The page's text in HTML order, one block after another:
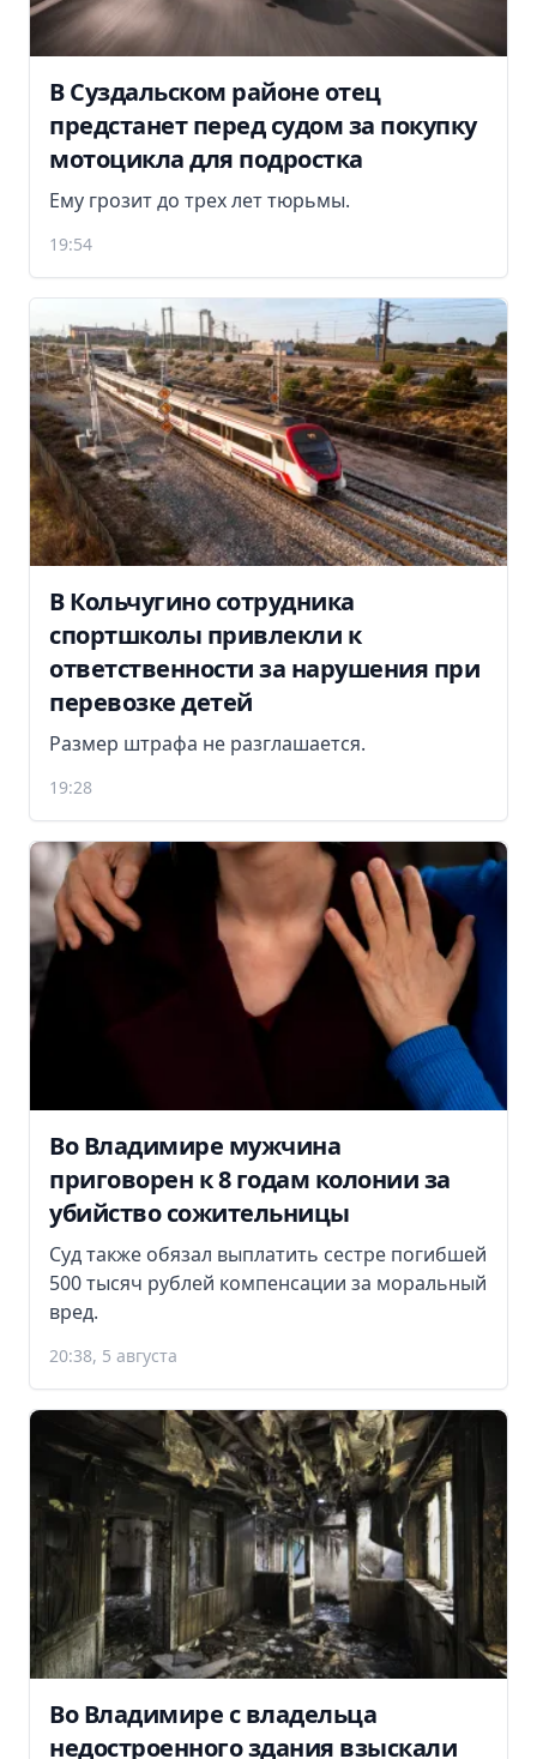
В Суздальском районе отец
предстанет перед судом за покупку
мотоцикла для подростка
Ему грозит до трех лет тюрьмы.
19:54
В Кольчугино сотрудника
спортшколы привлекли к
ответственности за нарушения при
перевозке детей
Размер штрафа не разглашается.
19:28
Во Владимире мужчина
приговорен к 8 годам колонии за
убийство сожительницы
Суд также обязал выплатить сестре погибшей
500 тысяч рублей компенсации за моральный
вред.
20:38, 5 августа
Во Владимире с владельца
недостроенного здания взыскали